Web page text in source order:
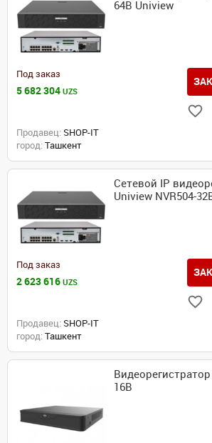
64B Uniview
Под заказ
5 682 304 UZS
Продавец: SHOP-IT
город: Ташкент
Сетевой IP
Uniview NVR504-
Под заказ
2 623 616 UZS
Продавец: SHOP-IT
город: Ташкент
16B